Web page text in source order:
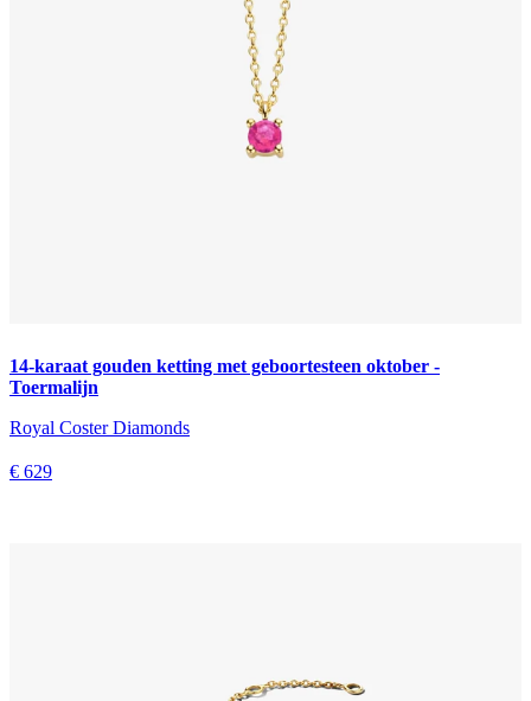
14-karaat gouden ketting met geboortesteen oktober -
Toermalijn
Royal Coster Diamonds
€ 629